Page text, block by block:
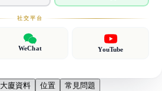
社交平台
WeChat YouTube
大廈資料 位置 常見問題